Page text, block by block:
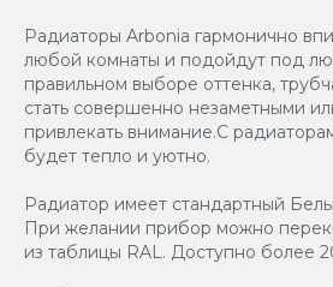
Радиаторы Arbonia гармонично
любой комнаты и подойдут под
правильном выборе оттенка,
стать совершенно незаметными
привлекать внимание.С
будет тепло и уютно.
Радиатор имеет стандартный
При желании прибор можно
из таблицы RAL. Доступно более